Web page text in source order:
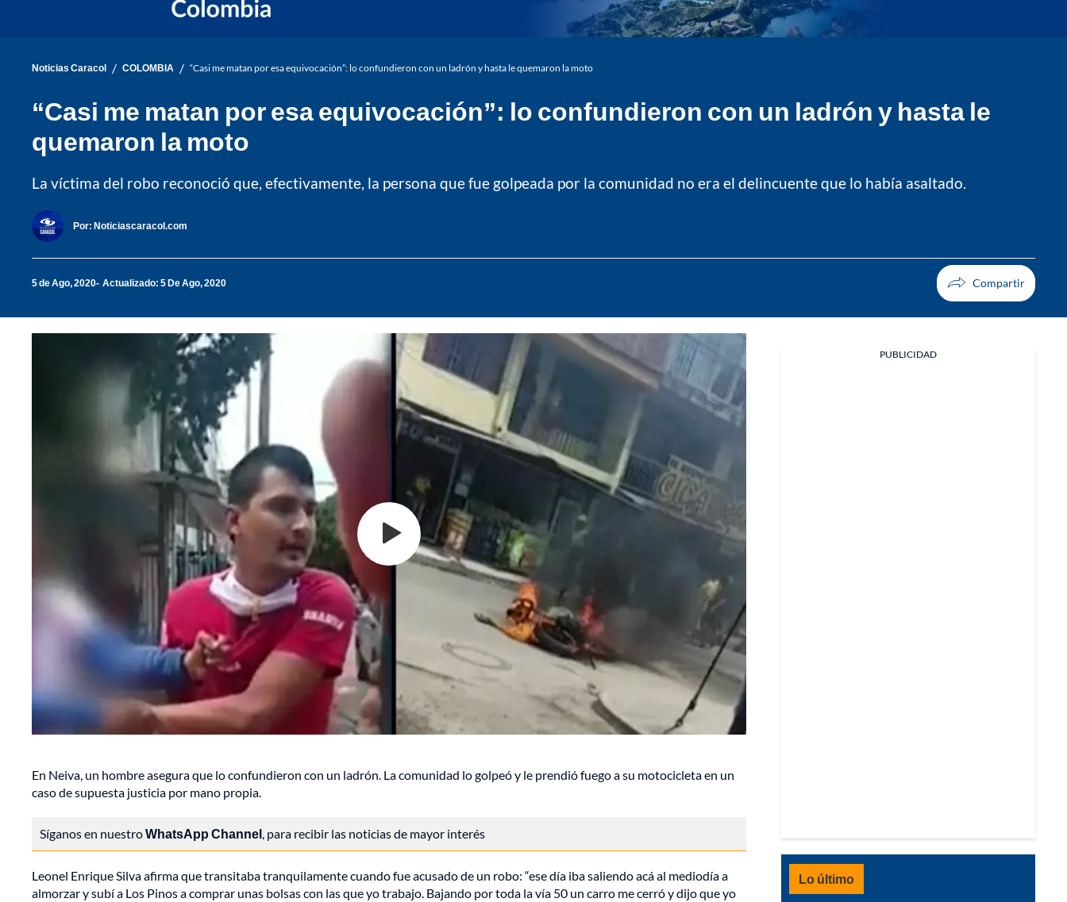
Noticias Caracol / COLOMBIA / “Casi me matan por esa equivocación”: lo confundieron con un ladrón y hasta le quemaron la moto
“Casi me matan por esa equivocación”: lo confundieron con un ladrón y hasta le
quemaron la moto
La víctima del robo reconoció que, efectivamente, la persona que fue golpeada por la comunidad no era el delincuente que lo había asaltado.
Por: Noticiascaracol.com
5 de Ago, 2020 Actualizado: 5 De Ago, 2020
En Neiva, un hombre asegura que lo confundieron con un ladrón. La comunidad lo golpeó y le prendió fuego a su motocicleta en un
caso de supuesta justicia por mano propia.
Síganos en nuestroWhatsApp Channel, para recibir las noticias de mayor interés
Leonel Enrique Silva afirma que transitaba tranquilamente cuando fue acusado de un robo: “ese día iba saliendo acá al mediodía a
almorzar y subí a Los Pinos a comprar unas bolsas con las que yo trabajo. Bajando por toda la vía 50 un carro me cerró y dijo que yo
PUBLICIDAD
Lo último